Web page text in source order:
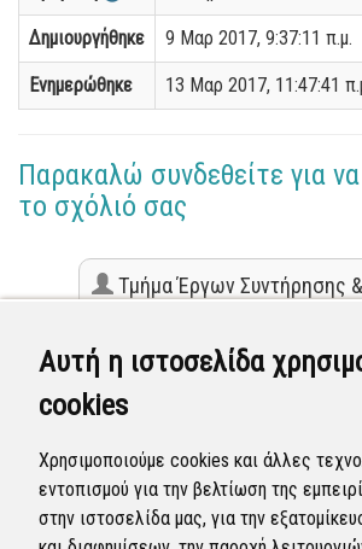
Αυτή η ιστοσελίδα
cookies
Χρησιμοποιούμε cookies και άλλες
εντοπισμού για την βελτίωση της
στην ιστοσελίδα μας, για την
Δημιουργήθηκε 9 Μαρ 2017, 9:37:11 π.μ.
Ενημερώθηκε 13 Μαρ 2017, 11:47:41
Παρακαλώ συνδεθείτε για
το σχόλιό σας
Τμήμα Έργων Συντήρησης
Η εγκατάσταση σηματοδότησης
Ε.Βενιζέλου είναι αρμοδιότητας της
Το ζήτημα της οδικής ασφάλειας
θα τεθεί από το Δήμο Καλαμαριάς
Υπηρεσία